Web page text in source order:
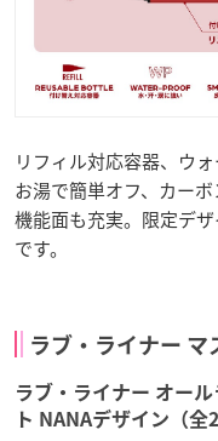
リフィル対応容器、ウ
お湯で簡単オフ、カー
機能面も充実。限定デ
です。
ラブ・ライナー マ
ラブ・ライナー オー
ト NANAデザイン（全2